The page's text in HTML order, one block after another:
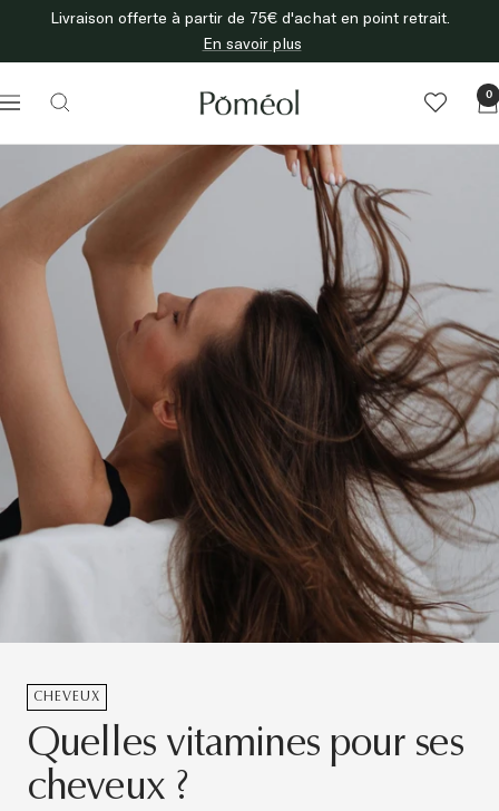
contenu
Livraison offerte à partir de 75€ d'achat en point retrait.
En savoir plus
Navigation
Poméol 0
CHEVEUX
Quelles vitamines pour ses
cheveux ?